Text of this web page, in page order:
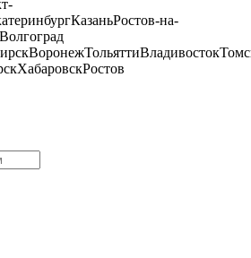
КазаньРостов-на-
Волгоград
ВоронежТольяттиВладивосток
ХабаровскРостов